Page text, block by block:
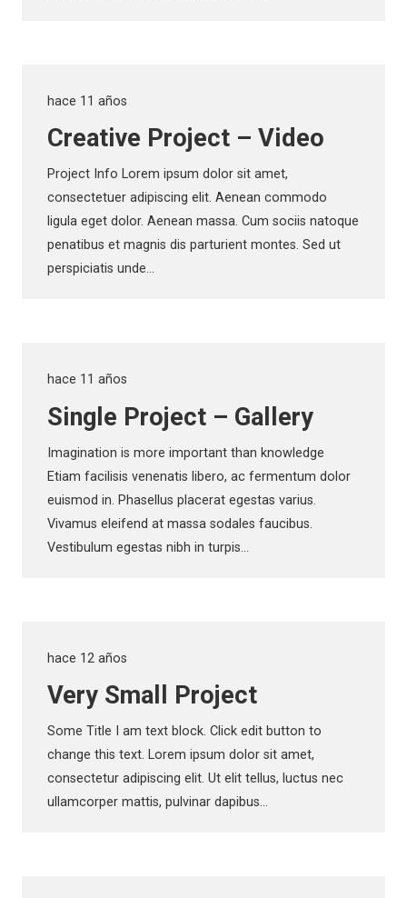
hace 11 años
Creative Project – Video
Project Info Lorem ipsum dolor sit amet,
consectetuer adipiscing elit. Aenean commodo
ligula eget dolor. Aenean massa. Cum sociis natoque
penatibus et magnis dis parturient montes. Sed ut
perspiciatis unde…
hace 11 años
Single Project – Gallery
Imagination is more important than knowledge
Etiam facilisis venenatis libero, ac fermentum dolor
euismod in. Phasellus placerat egestas varius.
Vivamus eleifend at massa sodales faucibus.
Vestibulum egestas nibh in turpis…
hace 12 años
Very Small Project
Some Title I am text block. Click edit button to
change this text. Lorem ipsum dolor sit amet,
consectetur adipiscing elit. Ut elit tellus, luctus nec
ullamcorper mattis, pulvinar dapibus…